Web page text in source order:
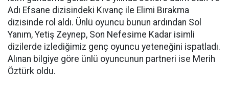
Adı Efsane dizisindeki Kıvanç ile Elimi Bırakma
dizisinde rol aldı. Ünlü oyuncu bunun ardından Sol
Yanım, Yetiş Zeynep, Son Nefesime Kadar isimli
dizilerde izlediğimiz genç oyuncu yeteneğini ispatladı.
Alınan bilgiye göre ünlü oyuncunun partneri ise Merih
Öztürk oldu.